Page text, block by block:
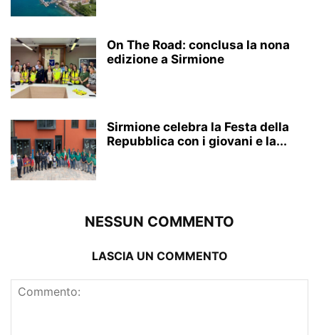
On The Road: conclusa la nona
edizione a Sirmione
Sirmione celebra la Festa della
Repubblica con i giovani e la...
NESSUN COMMENTO
LASCIA UN COMMENTO